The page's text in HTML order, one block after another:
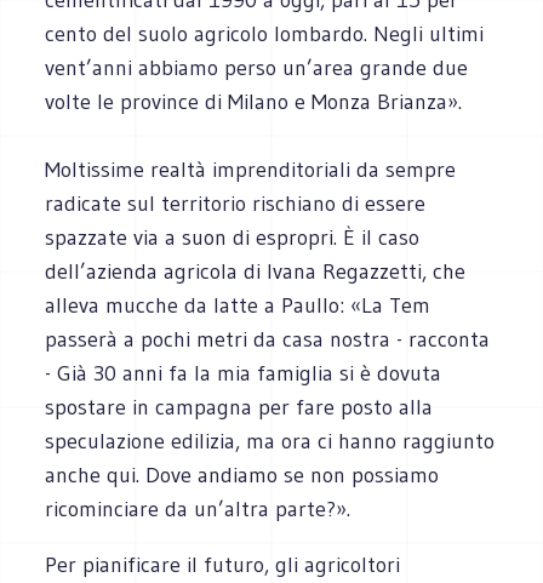
cento del suolo agricolo lombardo. Negli ultimi
vent’anni abbiamo perso un’area grande due
volte le province di Milano e Monza Brianza».
Moltissime realtà imprenditoriali da sempre
radicate sul territorio rischiano di essere
spazzate via a suon di espropri. È il caso
dell’azienda agricola di Ivana Regazzetti, che
alleva mucche da latte a Paullo: «La Tem
passerà a pochi metri da casa nostra - racconta
- Già 30 anni fa la mia famiglia si è dovuta
spostare in campagna per fare posto alla
speculazione edilizia, ma ora ci hanno raggiunto
anche qui. Dove andiamo se non possiamo
ricominciare da un’altra parte?».
Per pianificare il futuro, gli agricoltori